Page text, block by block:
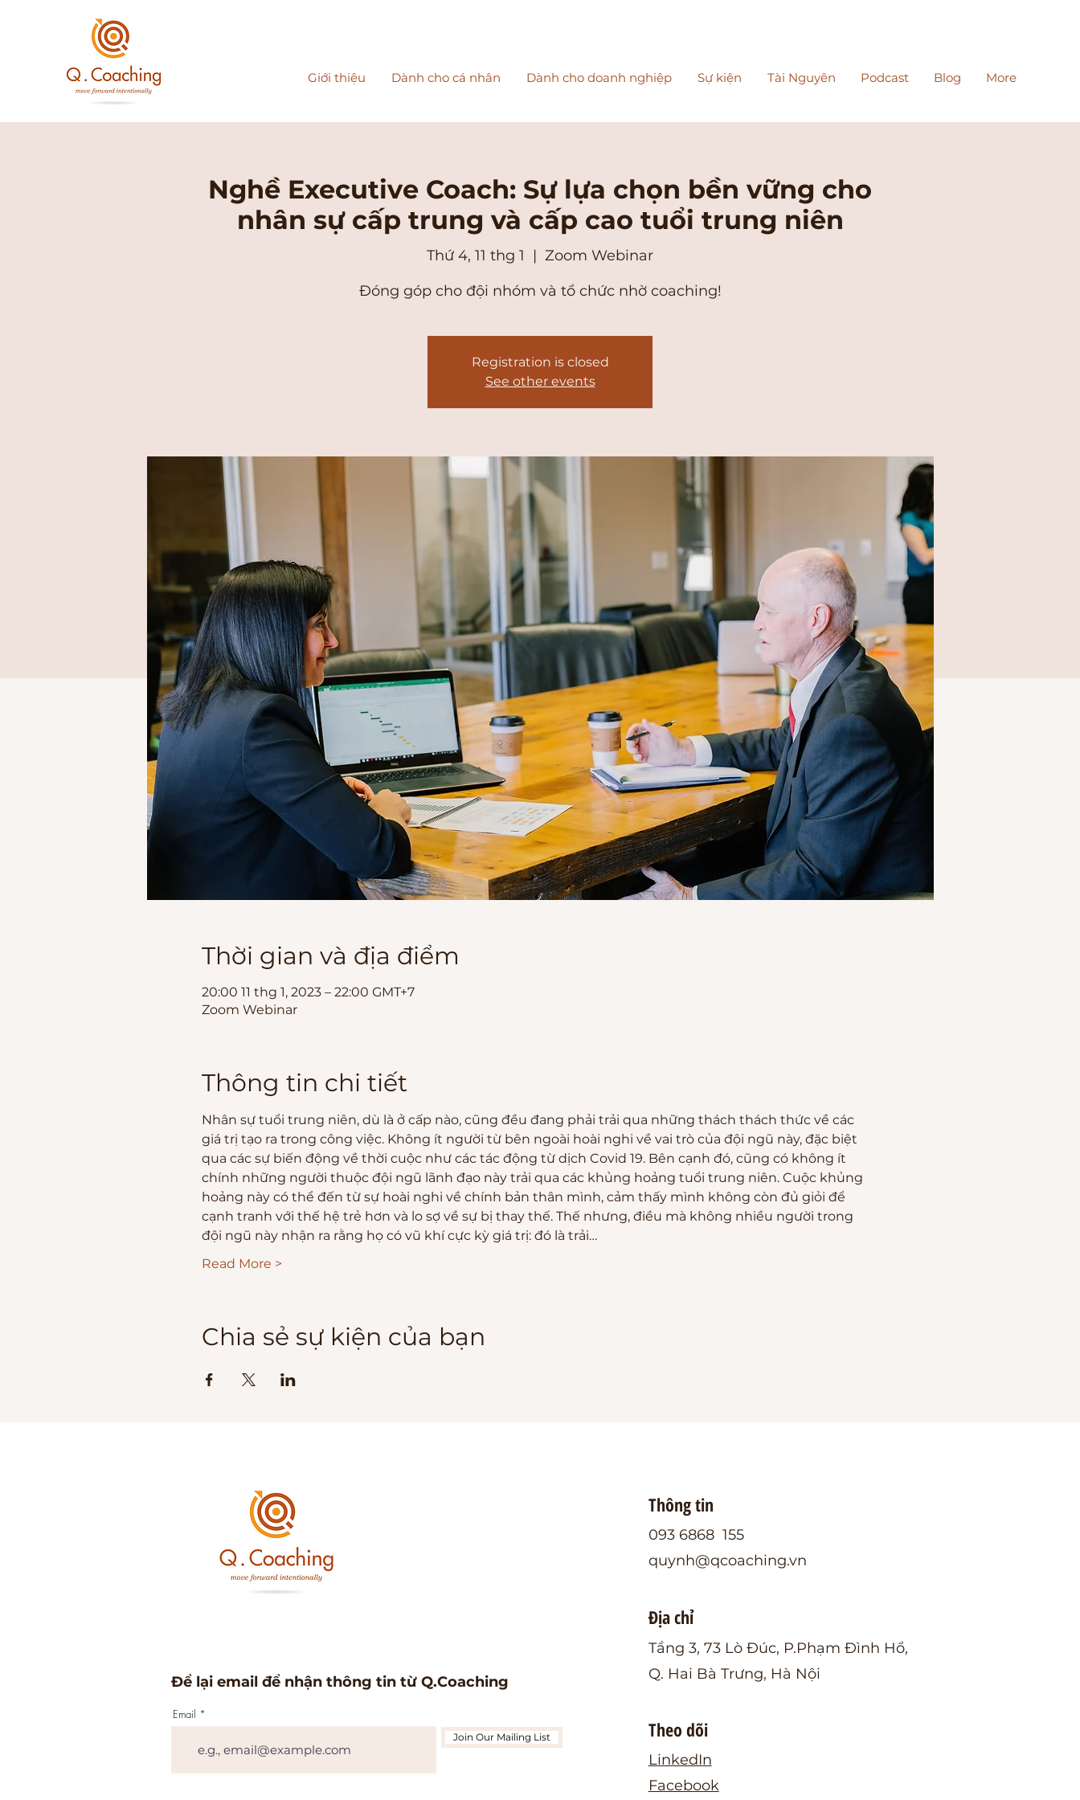
Giới thiệu Dành cho cá nhân Dành cho doanh nghiệp Sự kiện Tài Nguyên Podcast Blog More
Nghề Executive Coach: Sự lựa chọn bền vững cho
nhân sự cấp trung và cấp cao tuổi trung niên
Thứ 4, 11 thg 1
  |
Zoom Webinar
Đóng góp cho đội nhóm và tổ chức nhờ coaching!
Registration is closed
See other events
Thời gian và địa điểm
20:00 11 thg 1, 2023 – 22:00 GMT+7
Zoom Webinar
Thông tin chi tiết
Nhân sự tuổi trung niên, dù là ở cấp nào, cũng đều đang phải trải qua những thách thách thức về các
giá trị tạo ra trong công việc. Không ít người từ bên ngoài hoài nghi về vai trò của đội ngũ này, đặc biệt
qua các sự biến động về thời cuộc như các tác động từ dịch Covid 19. Bên cạnh đó, cũng có không ít
chính những người thuộc đội ngũ lãnh đạo này trải qua các khủng hoảng tuổi trung niên. Cuộc khủng
hoảng này có thể đến từ sự hoài nghi về chính bản thân mình, cảm thấy mình không còn đủ giỏi để
cạnh tranh với thế hệ trẻ hơn và lo sợ về sự bị thay thế. Thế nhưng, điều mà không nhiều người trong
đội ngũ này nhận ra rằng họ có vũ khí cực kỳ giá trị: đó là trải…
Read More >
Chia sẻ sự kiện của bạn
Thông tin
093 6868 155
quynh@qcoaching.vn
Địa chỉ
Tầng 3, 73 Lò Đúc, P.Phạm Đình Hổ,
Q. Hai Bà Trưng, Hà Nội
Theo dõi
LinkedIn
Facebook
Để lại email để nhận thông tin từ Q.Coaching
Email
Join Our Mailing List